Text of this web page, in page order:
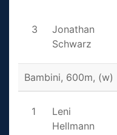
3
Jonathan
Schwarz
Bambini, 600m, (w)
1
Leni
Hellmann